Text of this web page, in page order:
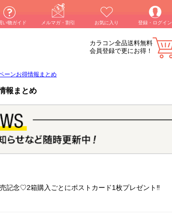
い物ガイド メルマガ・割引 お気に入り 登録・ログイン
カラコン全品送料無料
会員登録で更にお得！
ーンお得情報まとめ
報まとめ
記念♡2箱購入ごとにポストカード1枚プレゼント‼︎